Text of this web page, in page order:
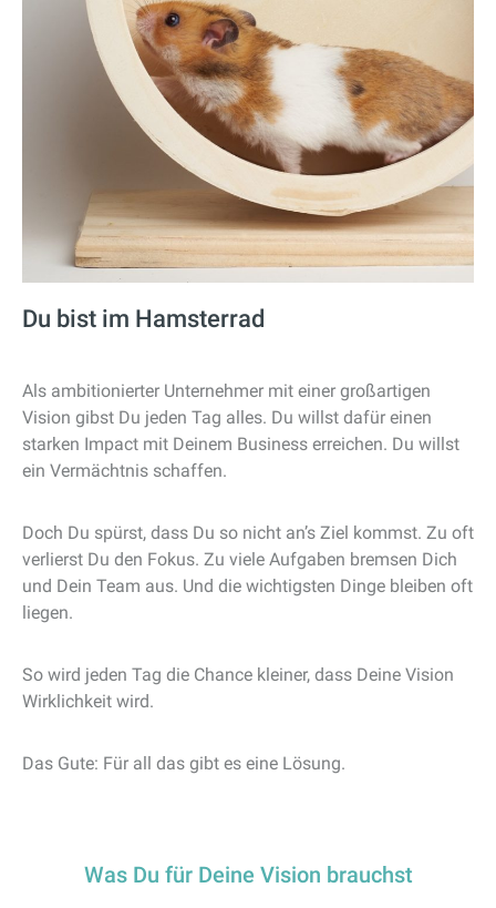
Du bist im Hamsterrad
Als ambitionierter Unternehmer mit einer großartigen
Vision gibst Du jeden Tag alles. Du willst dafür einen
starken Impact mit Deinem Business erreichen. Du willst
ein Vermächtnis schaffen.
Doch Du spürst, dass Du so nicht an’s Ziel kommst. Zu oft
verlierst Du den Fokus. Zu viele Aufgaben bremsen Dich
und Dein Team aus. Und die wichtigsten Dinge bleiben oft
liegen.
So wird jeden Tag die Chance kleiner, dass Deine Vision
Wirklichkeit wird.
Das Gute: Für all das gibt es eine Lösung.
Was Du für Deine Vision brauchst